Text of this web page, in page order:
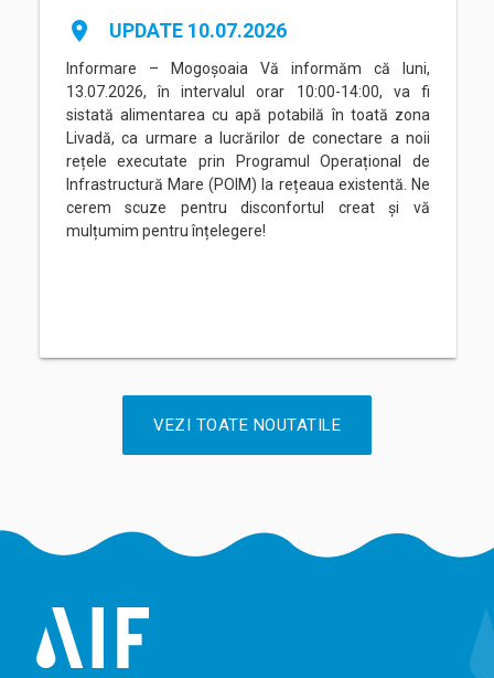
place UPDATE 10.07.2026
Informare – Mogoșoaia Vă informăm că luni,
13.07.2026, în intervalul orar 10:00-14:00, va fi
sistată alimentarea cu apă potabilă în toată zona
Livadă, ca urmare a lucrărilor de conectare a noii
rețele executate prin Programul Operațional de
Infrastructură Mare (POIM) la rețeaua existentă. Ne
cerem scuze pentru disconfortul creat și vă
mulțumim pentru înțelegere!
VEZI TOATE NOUTATILE